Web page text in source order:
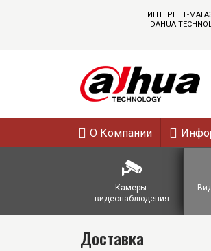
ИНТЕРНЕТ-
DAHUA
О Компании
Камеры
видеонаблюдения
Доставка